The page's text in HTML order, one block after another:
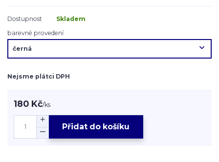
Dostupnost
Skladem
barevné provedení
Nejsme plátci DPH
180 Kč/ks
Přidat do košíku